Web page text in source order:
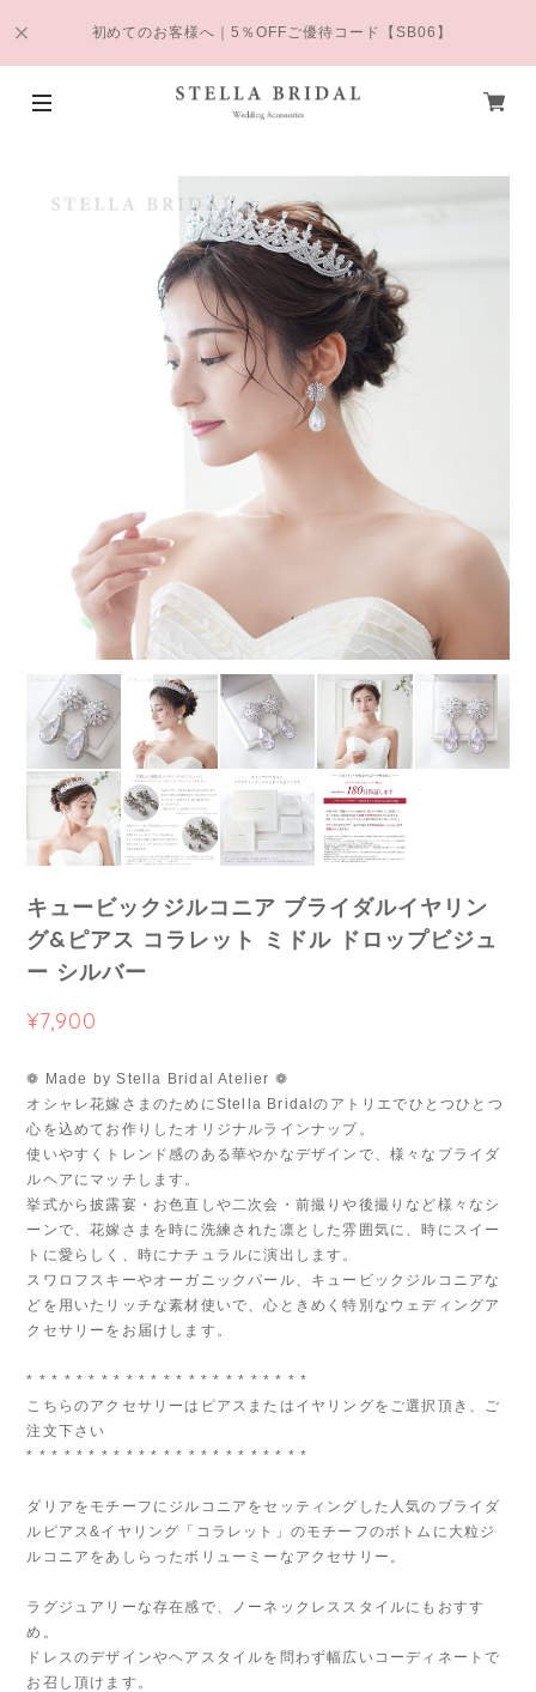
初めてのお客様へ｜5％OFFご優待コード【SB06】
キュービックジルコニア ブライダルイヤリン
グ&ピアス コラレット ミドル ドロップビジュ
ー シルバー
¥7,900
❁ Made by Stella Bridal Atelier ❁
オシャレ花嫁さまのためにStella Bridalのアトリエでひとつひとつ
心を込めてお作りしたオリジナルラインナップ。
使いやすくトレンド感のある華やかなデザインで、様々なブライダ
ルヘアにマッチします。
挙式から披露宴・お色直しや二次会・前撮りや後撮りなど様々なシ
ーンで、花嫁さまを時に洗練された凛とした雰囲気に、時にスイー
トに愛らしく、時にナチュラルに演出します。
スワロフスキーやオーガニックパール、キュービックジルコニアな
どを用いたリッチな素材使いで、心ときめく特別なウェディングア
クセサリーをお届けします。
* * * * * * * * * * * * * * * * * * * * * * *
こちらのアクセサリーはピアスまたはイヤリングをご選択頂き、ご
注文下さい
* * * * * * * * * * * * * * * * * * * * * * *
ダリアをモチーフにジルコニアをセッティングした人気のブライダ
ルピアス&イヤリング「コラレット」のモチーフのボトムに大粒ジ
ルコニアをあしらったボリューミーなアクセサリー。
ラグジュアリーな存在感で、ノーネックレススタイルにもおすす
め。
ドレスのデザインやヘアスタイルを問わず幅広いコーディネートで
お召し頂けます。